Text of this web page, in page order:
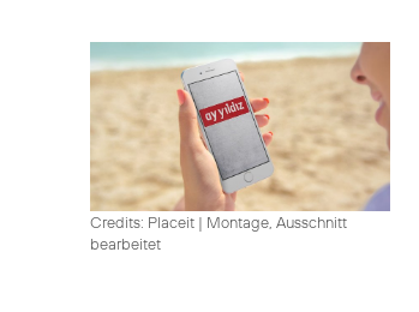
Credits: Placeit | Montage, Ausschnitt
bearbeitet